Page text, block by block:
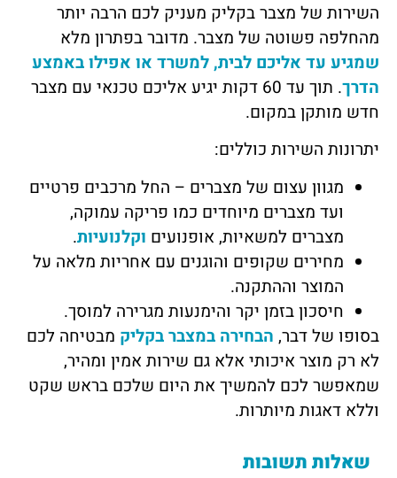
השירות של מצבר בקליק מעניק לכם הרבה יותר
מהחלפה פשוטה של מצבר. מדובר בפתרון מלא
שמגיע עד אליכם לבית, למשרד או אפילו באמצע
הדרך
. תוך עד 60 דקות יגיע אליכם טכנאי עם מצבר
חדש מותקן במקום.
יתרונות השירות כוללים:
מגוון עצום של מצברים – החל מרכבים פרטיים
ועד מצברים מיוחדים כמו פריקה עמוקה,
מצברים למשאיות, אופנועים וקלנועיות.
מחירים שקופים והוגנים עם אחריות מלאה על
המוצר וההתקנה.
חיסכון בזמן יקר והימנעות מגרירה למוסך.
בסופו של דבר, הבחירה במצבר בקליק מבטיחה לכם
לא רק מוצר איכותי אלא גם שירות אמין ומהיר,
שמאפשר לכם להמשיך את היום שלכם בראש שקט
וללא דאגות מיותרות.
שאלות תשובות